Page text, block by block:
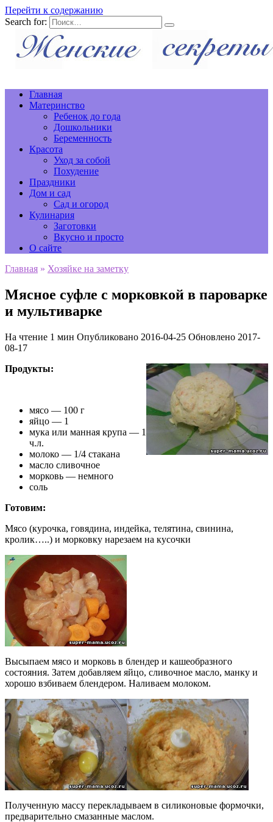
Перейти к содержанию
Search for:
Главная
Материнство
Ребенок до года
Дошкольники
Беременность
Красота
Уход за собой
Похудение
Праздники
Дом и сад
Сад и огород
Кулинария
Заготовки
Вкусно и просто
О сайте
Главная » Хозяйке на заметку
Мясное суфле с морковкой в пароварке
и мультиварке
На чтение 1 мин Опубликовано 2016-04-25 Обновлено 2017-
08-17
Продукты:
мясо — 100 г
яйцо — 1
мука или манная крупа — 1
ч.л.
молоко — 1/4 стакана
масло сливочное
морковь — немного
соль
Готовим:
Мясо (курочка, говядина, индейка, телятина, свинина,
кролик…..) и морковку нарезаем на кусочки
Высыпаем мясо и морковь в блендер и кашеобразного
состояния. Затем добавляем яйцо, сливочное масло, манку и
хорошо взбиваем блендером. Наливаем молоком.
Полученную массу перекладываем в силиконовые формочки,
предварительно смазанные маслом.